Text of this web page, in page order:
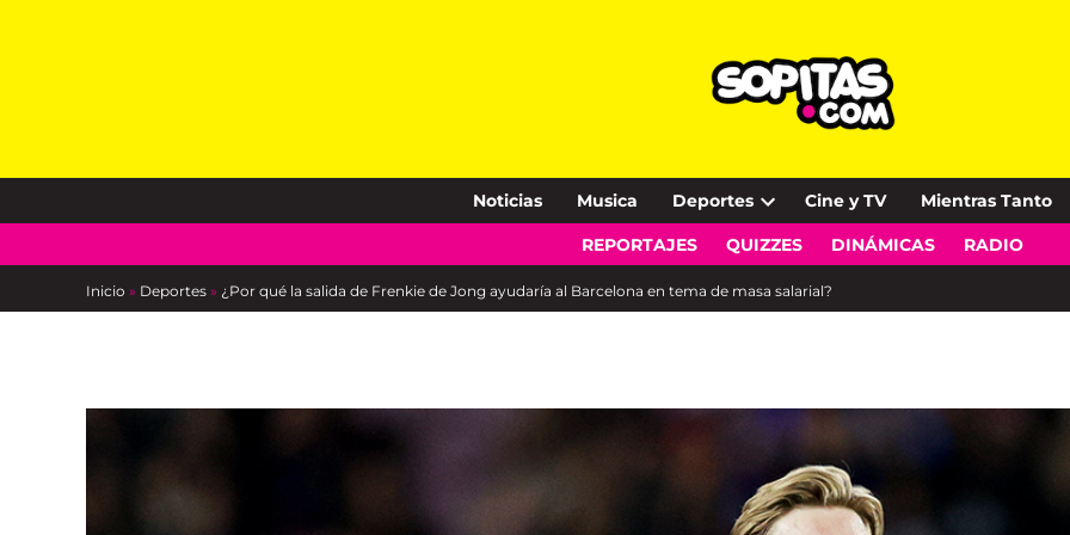
Noticias Musica Deportes
Open
dropdown
Cine y TV Mientras Tanto
REPORTAJES QUIZZES DINÁMICAS RADIO
Inicio » Deportes » ¿Por qué la salida de Frenkie de Jong ayudaría al Barcelona en tema de masa salarial?